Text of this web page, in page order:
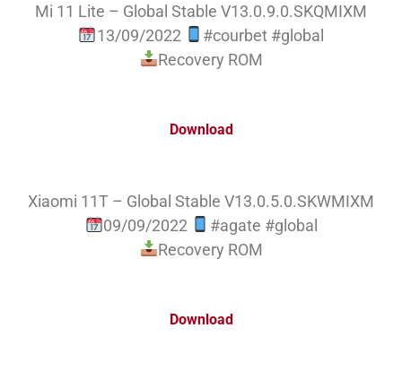
Mi 11 Lite – Global Stable V13.0.9.0.SKQMIXM
13/09/2022
#courbet #global
Recovery ROM
Download
Xiaomi 11T – Global Stable V13.0.5.0.SKWMIXM
09/09/2022
#agate #global
Recovery ROM
Download